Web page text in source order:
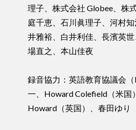
理子、株式会社 Globee、株
庭千恵、石川眞理子、河村
井雅裕、白井利佳、長濱英
場直之、本山佳夜
録音協力：英語教育協議会（
一、Howard Colefield（米国
Howard（英国）、春田ゆり